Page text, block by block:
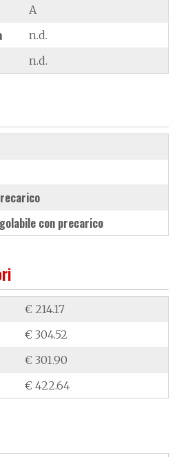
A
n.d.
n.d.
con precarico
€ 214.17
€ 304.52
€ 301.90
€ 422.64